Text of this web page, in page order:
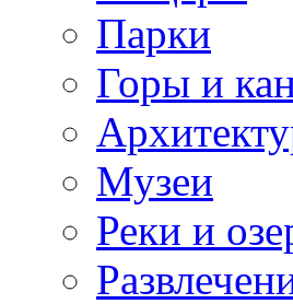
Парки
Горы и
Музеи
Реки и